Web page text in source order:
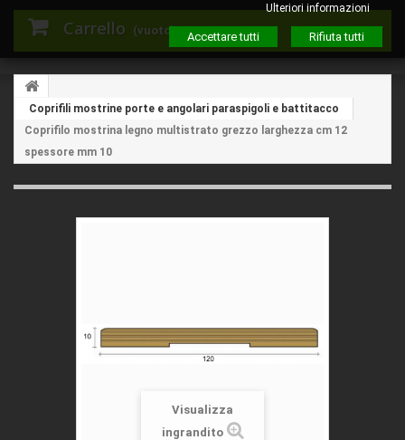
Carrello (vuoto)
Coprifili mostrine porte e angolari paraspigoli e battitacco
Coprifilo mostrina legno multistrato grezzo larghezza cm 12
spessore mm 10
Visualizza
ingrandito
Ulteriori informazioni
Accettare tutti Rifiuta tutti